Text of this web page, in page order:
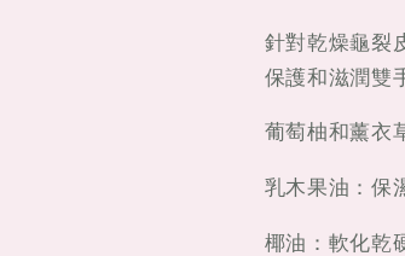
針對乾燥龜裂
保護和滋潤雙
葡萄柚和薰衣
乳木果油：保
椰油：軟化乾